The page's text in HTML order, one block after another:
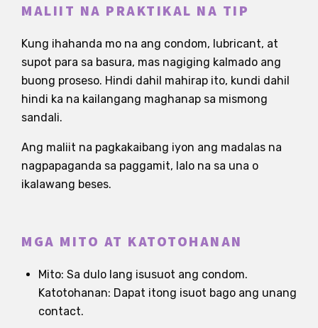
MALIIT NA PRAKTIKAL NA TIP
Kung ihahanda mo na ang condom, lubricant, at
supot para sa basura, mas nagiging kalmado ang
buong proseso. Hindi dahil mahirap ito, kundi dahil
hindi ka na kailangang maghanap sa mismong
sandali.
Ang maliit na pagkakaibang iyon ang madalas na
nagpapaganda sa paggamit, lalo na sa una o
ikalawang beses.
MGA MITO AT KATOTOHANAN
Mito: Sa dulo lang isusuot ang condom.
Katotohanan: Dapat itong isuot bago ang unang
contact.